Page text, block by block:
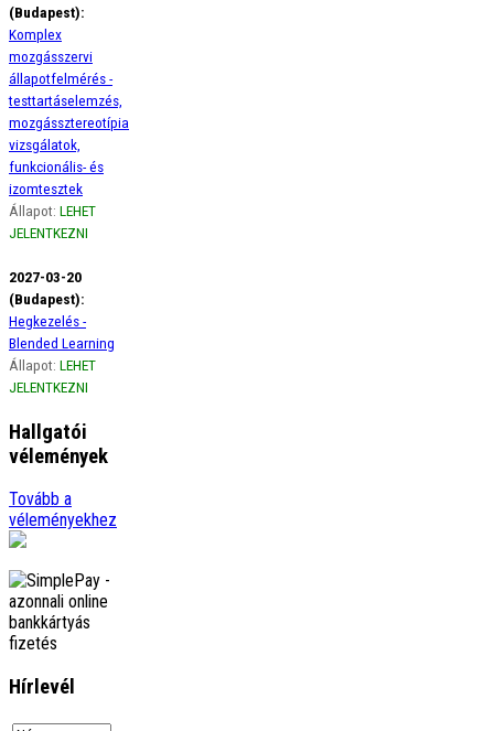
(Budapest):
Komplex
mozgásszervi
állapotfelmérés -
testtartáselemzés,
mozgássztereotípia
vizsgálatok,
funkcionális- és
izomtesztek
Állapot: LEHET
JELENTKEZNI
2027-03-20
(Budapest):
Hegkezelés -
Blended Learning
Állapot: LEHET
JELENTKEZNI
Hallgatói
vélemények
Ági
Szeretném szivből jövő
hálámat kifejezni a gerinces
kurzus óta életemben
előszor figyelek a borzasztó
tartásomra, amikor
görbülök, …tovább
Adrienn
Örülök, hogy
őrült sokat tanultam Tőletek.
Szuper csapat vagytok.
Tovább a
véleményekhez
Hírlevél